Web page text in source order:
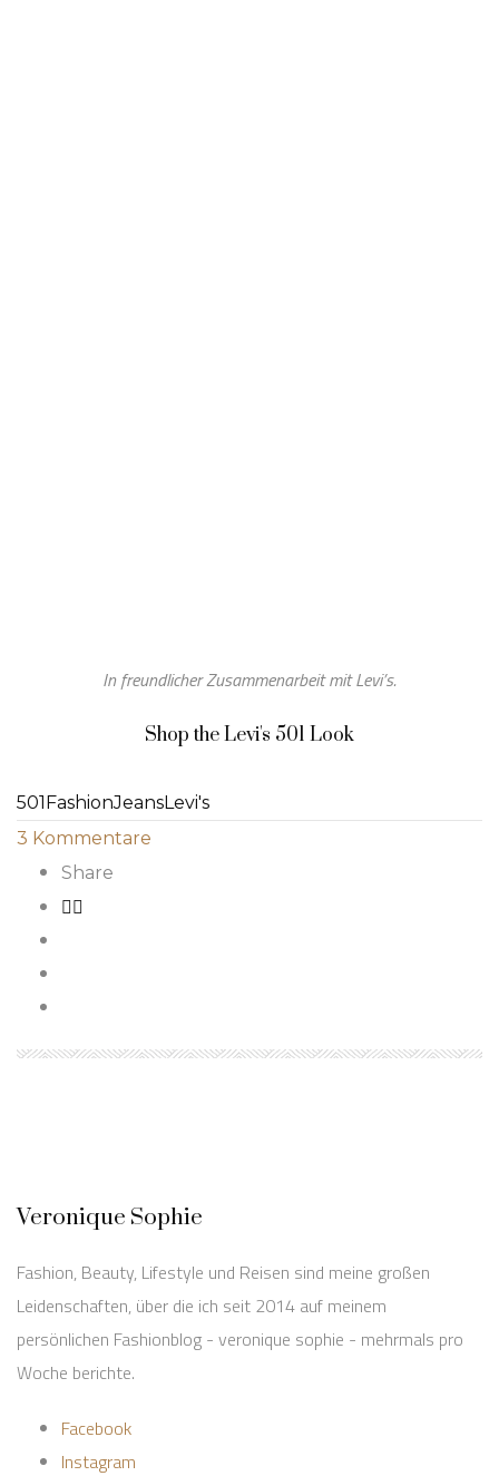
In freundlicher Zusammenarbeit mit Levi’s.
Shop the Levi's 501 Look
501 FashionJeansLevi's
3 Kommentare
Share
Veronique Sophie
Fashion, Beauty, Lifestyle und Reisen sind meine großen
Leidenschaften, über die ich seit 2014 auf meinem
persönlichen Fashionblog - veronique sophie - mehrmals pro
Woche berichte.
Facebook
Instagram